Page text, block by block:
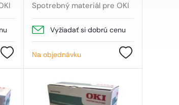
Spotrebný materiál pre OKI
Vyžiadať si dobrú cenu
Na objednávku